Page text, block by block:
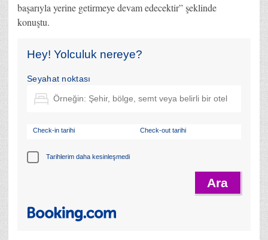
başarıyla yerine getirmeye devam edecektir” şeklinde
konuştu.
Hey! Yolculuk nereye?
Seyahat noktası
Check-in tarihi Check-out tarihi
Tarihlerim daha kesinleşmedi